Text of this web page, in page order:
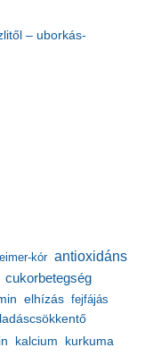
– uborkás-
kór antioxidáns
cukorbetegség
elhízás fejfájás
kalcium kurkuma